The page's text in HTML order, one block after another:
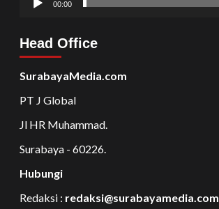
00:00
Head Office
SurabayaMedia.com
PT J Global
Jl HR Muhammad.
Surabaya - 60226.
Hubungi
Redaksi : redaksi@surabayamedia.com